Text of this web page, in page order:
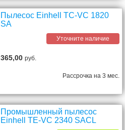
Пылесос Einhell TC-VC 1820
SA
Уточните наличие
365,00руб.
Рассрочка на 3 мес.
Промышленный пылесос
Einhell TE-VC 2340 SACL